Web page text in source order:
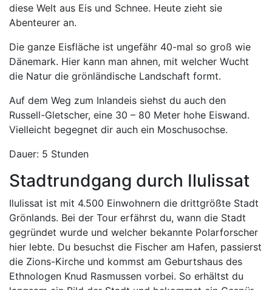
diese Welt aus Eis und Schnee. Heute zieht sie
Abenteurer an.
Die ganze Eisfläche ist ungefähr 40-mal so groß wie
Dänemark. Hier kann man ahnen, mit welcher Wucht
die Natur die grönländische Landschaft formt.
Auf dem Weg zum Inlandeis siehst du auch den
Russell-Gletscher, eine 30 – 80 Meter hohe Eiswand.
Vielleicht begegnet dir auch ein Moschusochse.
Dauer: 5 Stunden
Stadtrundgang durch Ilulissat
Ilulissat ist mit 4.500 Einwohnern die drittgrößte Stadt
Grönlands. Bei der Tour erfährst du, wann die Stadt
gegründet wurde und welcher bekannte Polarforscher
hier lebte. Du besuchst die Fischer am Hafen, passierst
die Zions-Kirche und kommst am Geburtshaus des
Ethnologen Knud Rasmussen vorbei. So erhältst du